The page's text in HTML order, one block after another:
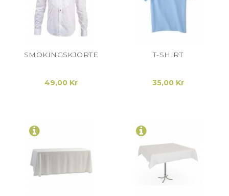
SMOKINGSKJORTE
49,00 Kr
T-SHIRT
35,00 Kr